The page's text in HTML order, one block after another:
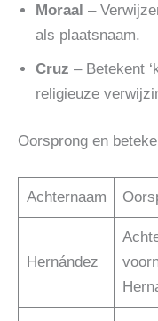
Moraal –
als plaatsnaam.
Cruz – Betekent
religieuze
Oorsprong en
Achternaam
Hernández